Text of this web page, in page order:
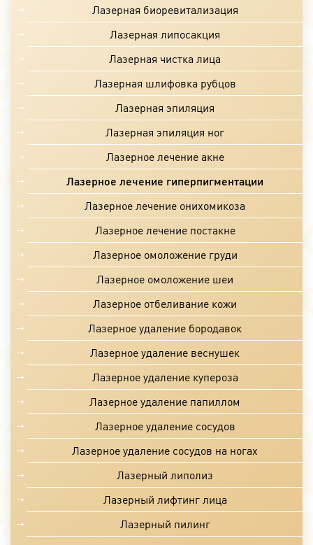
Лазерная биоревитализация
Лазерная липосакция
Лазерная чистка лица
Лазерная шлифовка рубцов
Лазерная эпиляция
Лазерная эпиляция ног
Лазерное лечение акне
Лазерное лечение гиперпигментации
Лазерное лечение онихомикоза
Лазерное лечение постакне
Лазерное омоложение груди
Лазерное омоложение шеи
Лазерное отбеливание кожи
Лазерное удаление бородавок
Лазерное удаление веснушек
Лазерное удаление купероза
Лазерное удаление папиллом
Лазерное удаление сосудов
Лазерное удаление сосудов на ногах
Лазерный липолиз
Лазерный лифтинг лица
Лазерный пилинг